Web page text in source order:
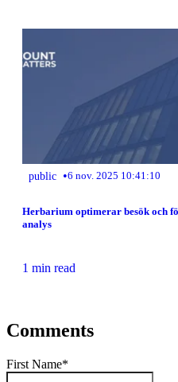
public •6 nov. 2025 10:41:10
Herbarium optimerar besök och
analys
1 min read
Comments
First Name*